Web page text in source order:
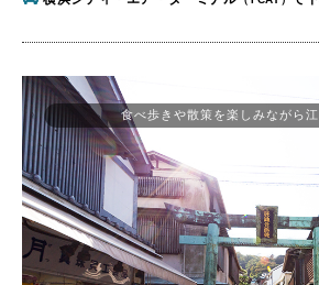
食べ歩きや散策を楽しみながら